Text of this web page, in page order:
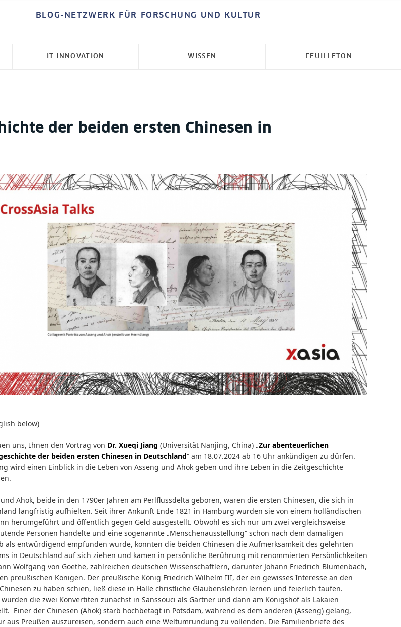
BLOG-NETZWERK FÜR FORSCHUNG UND KULTUR
IT-INNOVATION WISSEN FEUILLETON
der beiden ersten Chinesen in
below)
uns, Ihnen den Vortrag von Dr. Xueqi Jiang (Universität Nanjing, China) „Zur abenteuerlichen
der beiden ersten Chinesen in Deutschland“ am 18.07.2024 ab 16 Uhr ankündigen zu dürfen.
wird einen Einblick in die Leben von Asseng und Ahok geben und ihre Leben in die Zeitgeschichte
Ahok, beide in den 1790er Jahren am Perlflussdelta geboren, waren die ersten Chinesen, die sich in
langfristig aufhielten. Seit ihrer Ankunft Ende 1821 in Hamburg wurden sie von einem holländischen
herumgeführt und öffentlich gegen Geld ausgestellt. Obwohl es sich nur um zwei vergleichsweise
Personen handelte und eine sogenannte „Menschenausstellung“ schon nach dem damaligen
als entwürdigend empfunden wurde, konnten die beiden Chinesen die Aufmerksamkeit des gelehrten
in Deutschland auf sich ziehen und kamen in persönliche Berührung mit renommierten Persönlichkeiten
Wolfgang von Goethe, zahlreichen deutschen Wissenschaftlern, darunter Johann Friedrich Blumenbach,
preußischen Königen. Der preußische König Friedrich Wilhelm III, der ein gewisses Interesse an den
zu haben schien, ließ diese in Halle christliche Glaubenslehren lernen und feierlich taufen.
wurden die zwei Konvertiten zunächst in Sanssouci als Gärtner und dann am Königshof als Lakaien
Einer der Chinesen (Ahok) starb hochbetagt in Potsdam, während es dem anderen (Asseng) gelang,
aus Preußen auszureisen, sondern auch eine Weltumrundung zu vollenden. Die Familienbriefe des